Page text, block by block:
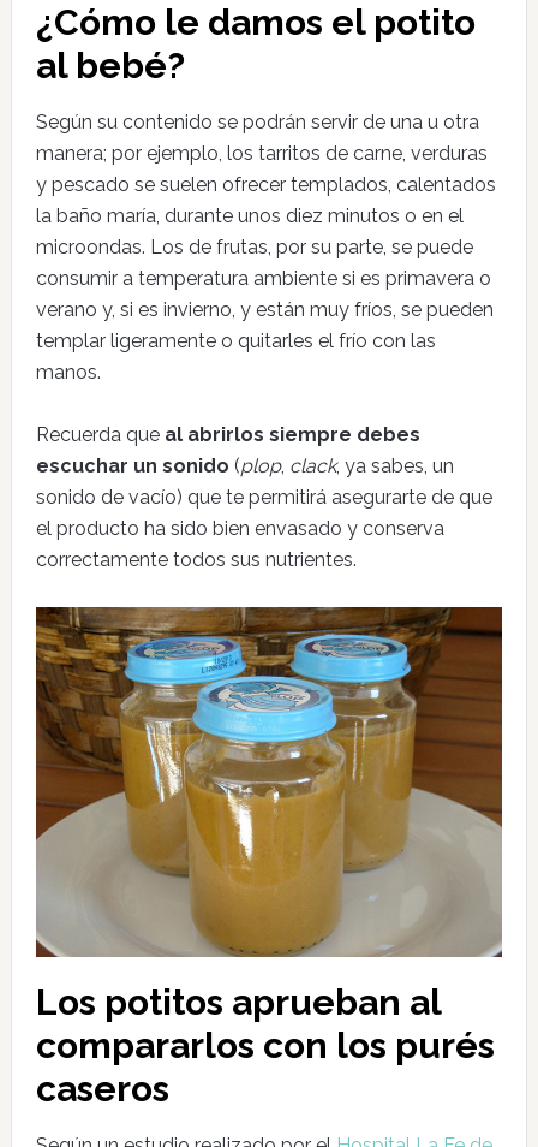
¿Cómo le damos el potito
al bebé?
Según su contenido se podrán servir de una u otra
manera; por ejemplo, los tarritos de carne, verduras
y pescado se suelen ofrecer templados, calentados
la baño maría, durante unos diez minutos o en el
microondas. Los de frutas, por su parte, se puede
consumir a temperatura ambiente si es primavera o
verano y, si es invierno, y están muy fríos, se pueden
templar ligeramente o quitarles el frío con las
manos.
Recuerda que al abrirlos siempre debes
escuchar un sonido (plop, clack, ya sabes, un
sonido de vacío) que te permitirá asegurarte de que
el producto ha sido bien envasado y conserva
correctamente todos sus nutrientes.
Los potitos aprueban al
compararlos con los purés
caseros